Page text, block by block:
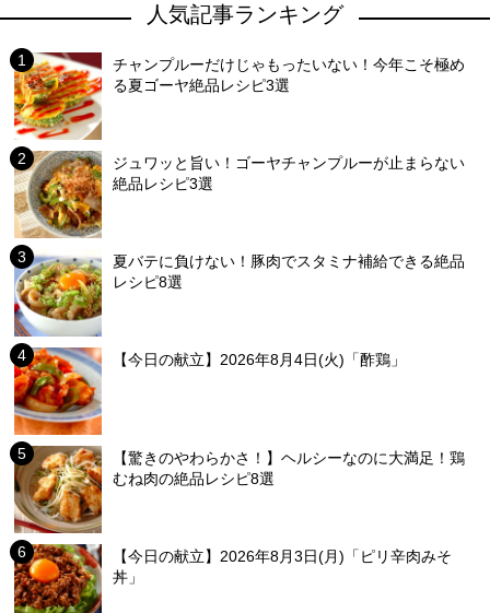
人気記事ランキング
チャンプルーだけじゃもったいない！今年こそ極め
る夏ゴーヤ絶品レシピ3選
ジュワッと旨い！ゴーヤチャンプルーが止まらない
絶品レシピ3選
夏バテに負けない！豚肉でスタミナ補給できる絶品
レシピ8選
【今日の献立】2026年8月4日(火)「酢鶏」
【驚きのやわらかさ！】ヘルシーなのに大満足！鶏
むね肉の絶品レシピ8選
【今日の献立】2026年8月3日(月)「ピリ辛肉みそ
丼」